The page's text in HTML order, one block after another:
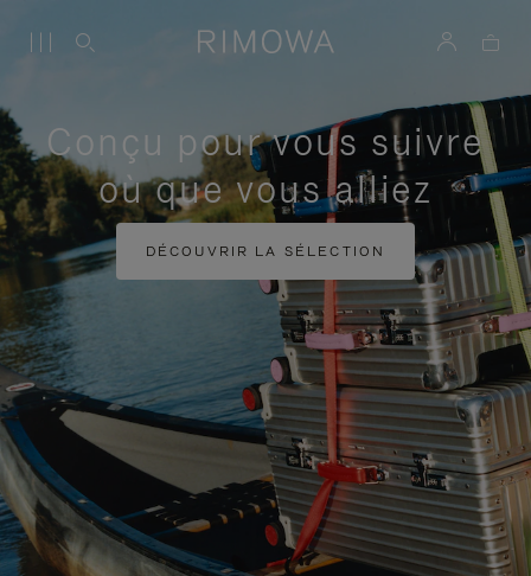
Conçu pour vous suivre
où que vous alliez
DÉCOUVRIR LA SÉLECTION